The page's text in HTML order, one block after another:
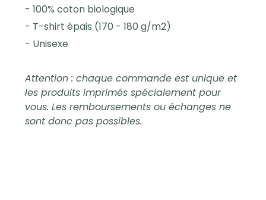
- 100% coton biologique
- T-shirt épais (170 - 180 g/m2)
- Unisexe
Attention : chaque commande est unique et
les produits imprimés spécialement pour
vous. Les remboursements ou échanges ne
sont donc pas possibles.